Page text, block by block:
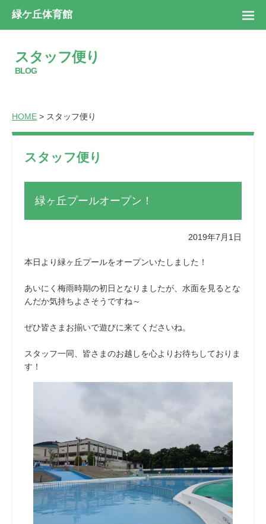
緑ケ丘体育館
スタッフ便り
BLOG
HOME > スタッフ便り
スタッフ便り
緑ヶ丘プールオープン！
2019年7月1日
本日より緑ヶ丘プールをオープンいたしました！
あいにく梅雨時期の初日となりましたが、水面を見るとな
んだか気持ちよさそうですね～
ぜひ皆さまお揃いで遊びに来てくださいね。
スタッフ一同、皆さまのお越しを心よりお待ちしておりま
す！